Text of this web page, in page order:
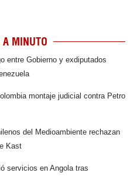
MINUTO
entre Gobierno y exdiputados
montaje judicial contra Petro
del Medioambiente rechazan
Kast
servicios en Angola tras